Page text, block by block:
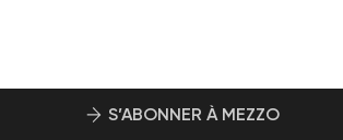
S’ABONNER À MEZZO